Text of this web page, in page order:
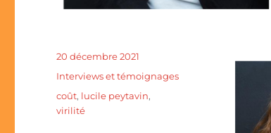
20 décembre 2021
Interviews et témoignages
coût, lucile peytavin,
virilité